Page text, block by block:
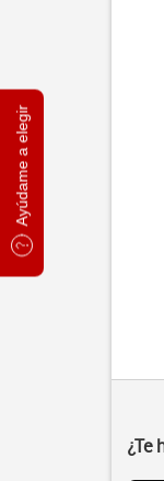
Ayúdame a elegir
¿Te